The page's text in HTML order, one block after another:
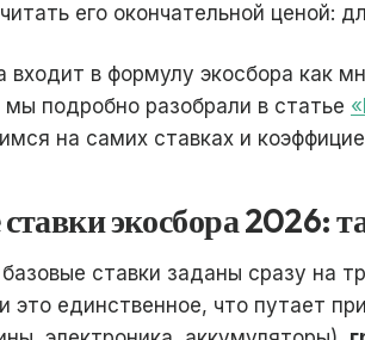
его окончательной ценой:
входит в формулу экосбора как
подробно разобрали в статье
на самих ставках и
экосбора 2026:
ставки заданы сразу на
это единственное, что путает